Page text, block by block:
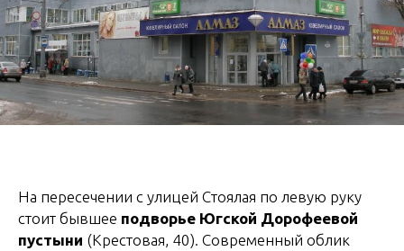
На пересечении с улицей Стоялая по левую руку
стоит бывшее подворье Югской Дорофеевой
пустыни (Крестовая, 40). Современный облик